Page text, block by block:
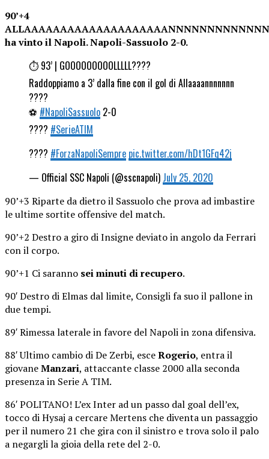
90’+4
ha vinto il Napoli. Napoli-Sassuolo 2-0.
⏱ 93’ | GOOOOOOOOOLLLLL????
Raddoppiamo a 3’ dalla fine con il gol di Allaaaannnnnnn
????
⚽ #NapoliSassuolo 2-0
???? #SerieATIM
???? #ForzaNapoliSempre pic.twitter.com/hDt1GFq42j
— Official SSC Napoli (@sscnapoli) July 25, 2020
90’+3 Riparte da dietro il Sassuolo che prova ad imbastire
le ultime sortite offensive del match.
90’+2 Destro a giro di Insigne deviato in angolo da Ferrari
con il corpo.
90’+1 Ci saranno sei minuti di recupero.
90′ Destro di Elmas dal limite, Consigli fa suo il pallone in
due tempi.
89′ Rimessa laterale in favore del Napoli in zona difensiva.
88′ Ultimo cambio di De Zerbi, esceRogerio, entra il
giovaneManzari, attaccante classe 2000 alla seconda
presenza in Serie A TIM.
86′ POLITANO! L’ex Inter ad un passo dal goal dell’ex,
tocco di Hysaj a cercare Mertens che diventa un passaggio
per il numero 21 che gira con il sinistro e trova solo il palo
a negargli la gioia della rete del 2-0.